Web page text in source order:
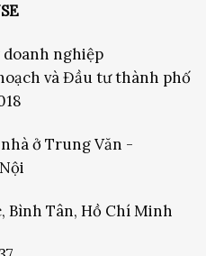
nghiệp
và Đầu tư thành phố
ở Trung Văn -
Bình Tân, Hồ Chí Minh